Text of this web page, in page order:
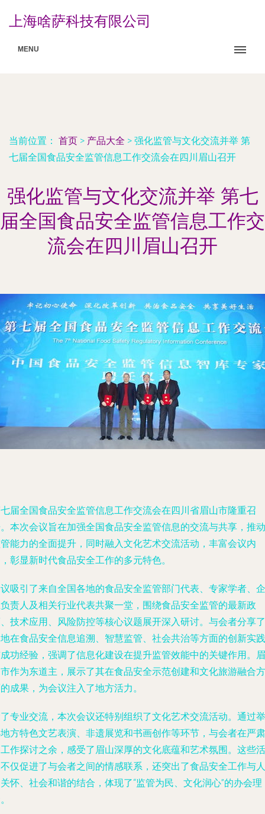
上海啥萨科技有限公司
MENU
当前位置： 首页 > 产品大全 > 强化监管与文化交流并举 第
七届全国食品安全监管信息工作交流会在四川眉山召开
强化监管与文化交流并举 第七
届全国食品安全监管信息工作交
流会在四川眉山召开
届全国食品安全监管信息工作交流会在四川省眉山市隆重召
本次会议旨在加强全国食品安全监管信息的交流与共享，推动
能力的全面提升，同时融入文化艺术交流活动，丰富会议内
彰显新时代食品安全工作的多元特色。
吸引了来自全国各地的食品安全监管部门代表、专家学者、企
责人及相关行业代表共聚一堂，围绕食品安全监管的最新政
技术应用、风险防控等核心议题展开深入研讨。与会者分享了
在食品安全信息追溯、智慧监管、社会共治等方面的创新实践
功经验，强调了信息化建设在提升监管效能中的关键作用。眉
作为东道主，展示了其在食品安全示范创建和文化旅游融合方
成果，为会议注入了地方活力。
专业交流，本次会议还特别组织了文化艺术交流活动。通过举
方特色文艺表演、非遗展览和书画创作等环节，与会者在严肃
作探讨之余，感受了眉山深厚的文化底蕴和艺术氛围。这些活
仅促进了与会者之间的情感联系，还突出了食品安全工作与人
怀、社会和谐的结合，体现了“监管为民、文化润心”的办会理